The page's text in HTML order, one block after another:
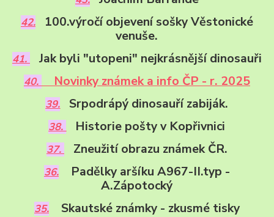
42.100.výročí objevení sošky Věstonické
venuše.
41. Jak byli "utopeni" nejkrásnější dinosauři
40. Novinky známek a info ČP - r. 2025
39. Srpodrápý dinosauří zabiják.
38. Historie pošty v Kopřivnici
37. Zneužití obrazu známek ČR.
36.Padělky aršíku A967-II.typ -
A.Zápotocký
35.Skautské známky - zkusmé tisky